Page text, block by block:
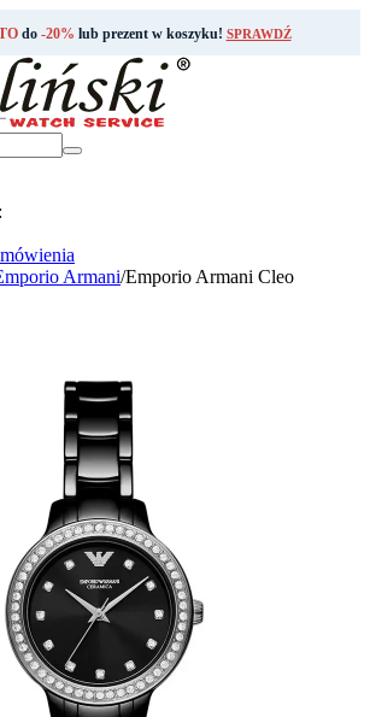
do -20% lub prezent w koszyku! SPRAWDŹ
Armani/Emporio Armani Cleo